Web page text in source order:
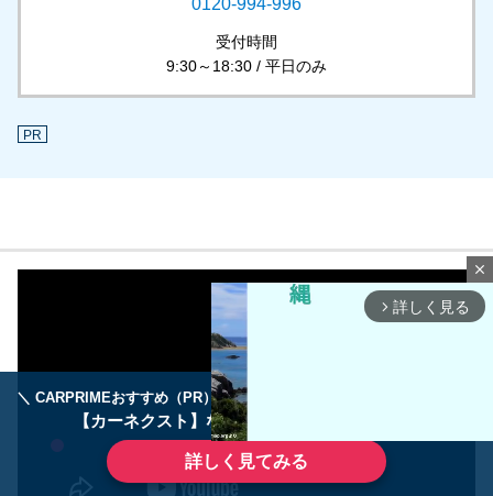
＼ CARPRIMEおすすめ（PR） ／ディーラーで手放すのはもったいない！
【カーネクスト】ならどんなクルマも高価買取
詳しく見てみる
0120-994-996
受付時間
9:30～18:30 / 平日のみ
PR
close
arrow_forward_ios 詳しく見る